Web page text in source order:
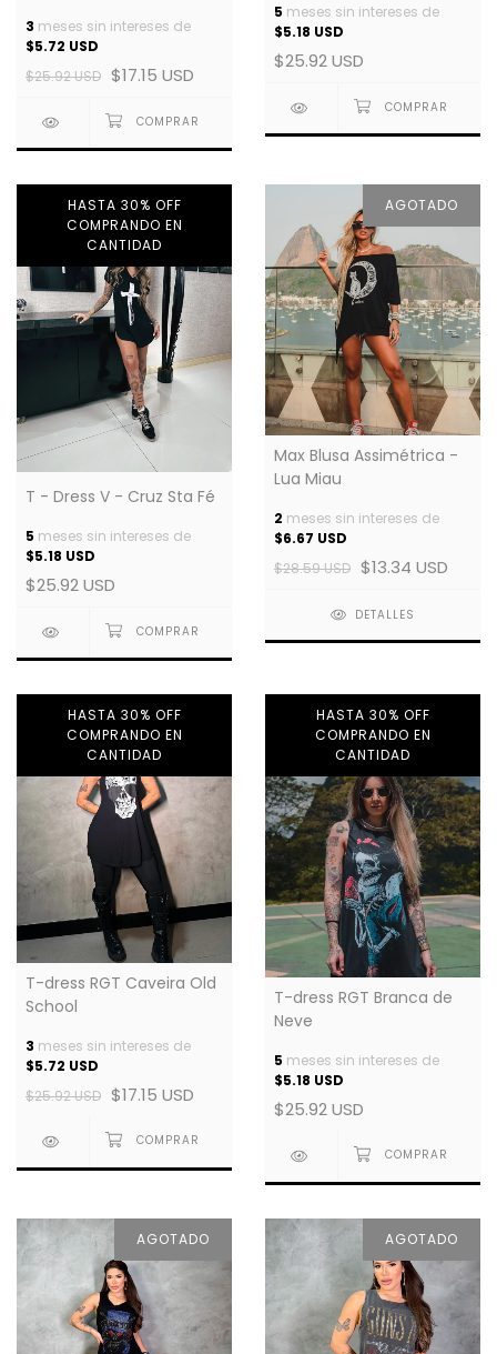
3 meses sin intereses de
$5.72 USD
$25.92 USD $17.15 USD
5 meses sin intereses de
$5.18 USD
$25.92 USD
HASTA 30% OFF
COMPRANDO EN
CANTIDAD
T - Dress V - Cruz Sta Fé
5 meses sin intereses de
$5.18 USD
$25.92 USD
AGOTADO
Max Blusa Assimétrica -
Lua Miau
2 meses sin intereses de
$6.67 USD
$28.59 USD $13.34 USD
DETALLES
HASTA 30% OFF
COMPRANDO EN
CANTIDAD
T-dress RGT Caveira Old
School
3 meses sin intereses de
$5.72 USD
$25.92 USD $17.15 USD
HASTA 30% OFF
COMPRANDO EN
CANTIDAD
T-dress RGT Branca de
Neve
5 meses sin intereses de
$5.18 USD
$25.92 USD
AGOTADO AGOTADO